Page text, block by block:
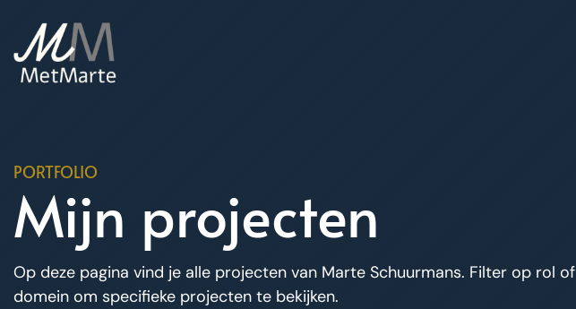
PORTFOLIO
Mijn projecten
Op deze pagina vind je alle projecten van Marte Schuurmans. Filter op rol of
domein om specifieke projecten te bekijken.